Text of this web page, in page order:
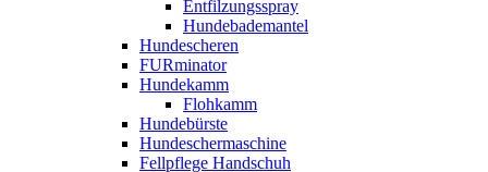
Entfilzungsspray
Hundebademantel
Hundescheren
FURminator
Hundekamm
Flohkamm
Hundebürste
Hundeschermaschine
Fellpflege Handschuh